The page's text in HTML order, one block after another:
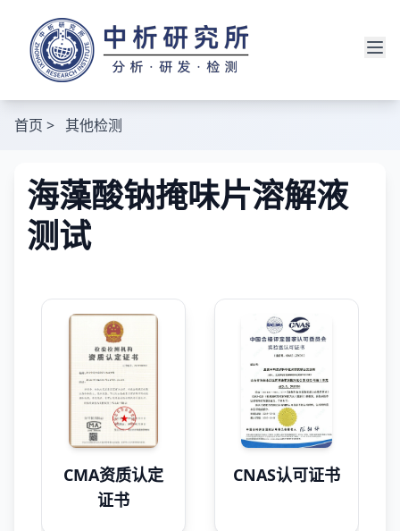
首页 > 其他检测
海藻酸钠掩味片溶解液
测试
CMA资质认定
证书
CNAS认可证书